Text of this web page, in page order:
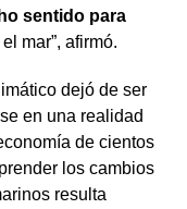
sentido para
mar”, afirmó.
dejó de ser
en una realidad
de cientos
los cambios
resulta